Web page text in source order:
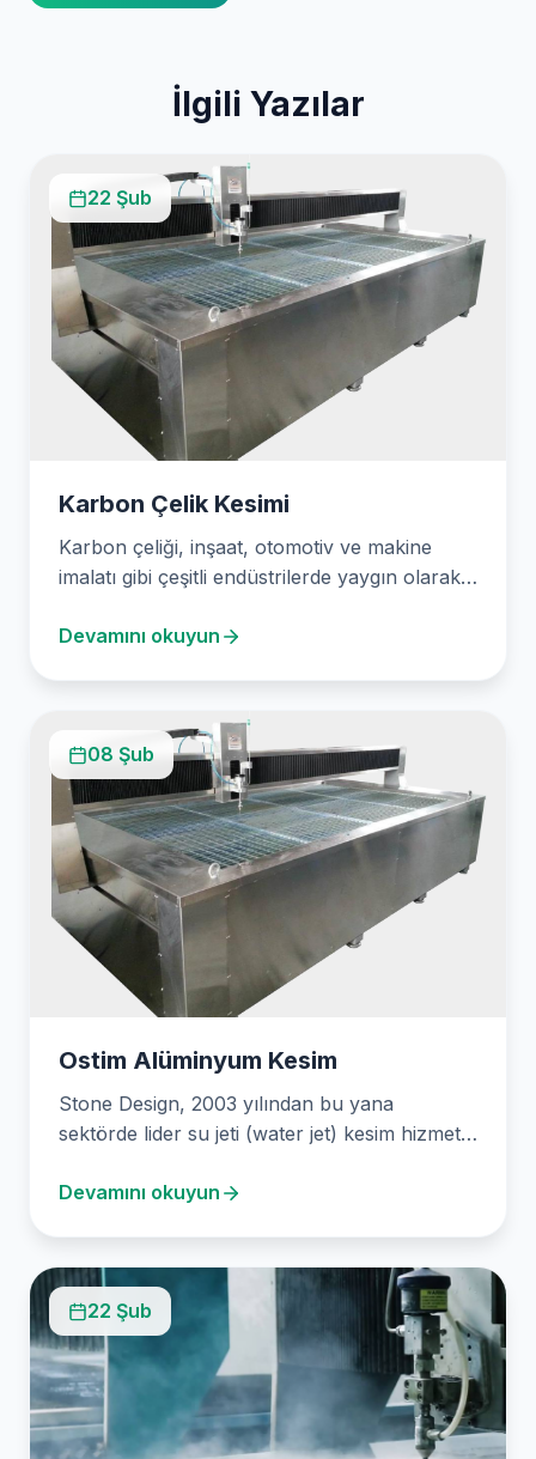
İlgili Yazılar
22 Şub
Karbon Çelik Kesimi
Karbon çeliği, inşaat, otomotiv ve makine
imalatı gibi çeşitli endüstrilerde yaygın olarak
Devamını okuyun
08 Şub
Ostim Alüminyum Kesim
Stone Design, 2003 yılından bu yana
sektörde lider su jeti (water jet) kesim hizmeti
Devamını okuyun
22 Şub